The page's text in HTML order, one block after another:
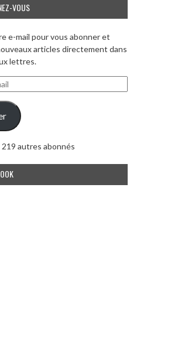
VOUS
e-mail pour vous abonner et
articles directement dans
lettres.
219 autres abonnés